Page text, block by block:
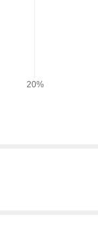
20%